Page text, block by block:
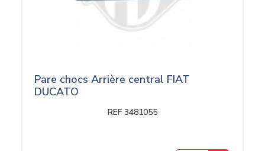
Pare chocs Arrière central FIAT
DUCATO
REF 3481055